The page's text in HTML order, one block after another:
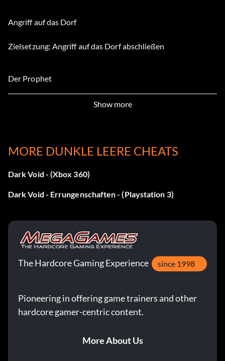
Angriff auf das Dorf
Zielsetzung: Angriff auf das Dorf abschließen
Der Prophet
Zielsetzung: Abschluss der Prophezeiung Eins
Zielsetzung: Die Überlebenden vervollständigen
Flucht aus dem Gefängnis
Die Verteidigung der Arche
Zielsetzung: Die Verteidigung der Arche abschließen
Der Sammler
Show more
MORE DUNKLE LEERE CHEATS
Dark Void - (Xbox 360)
Dark Void - Errungenschaften - (Playstation 3)
The Hardcore Gaming Experience since 1998
Pioneering in offering game trainers and other
hardcore gamer-centric content.
More About Us